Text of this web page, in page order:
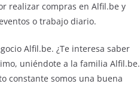
realizar compras en Alfil.be y
o trabajo diario.
Alfil.be. ¿Te interesa saber
uniéndote a la familia Alfil.be.
constante somos una buena